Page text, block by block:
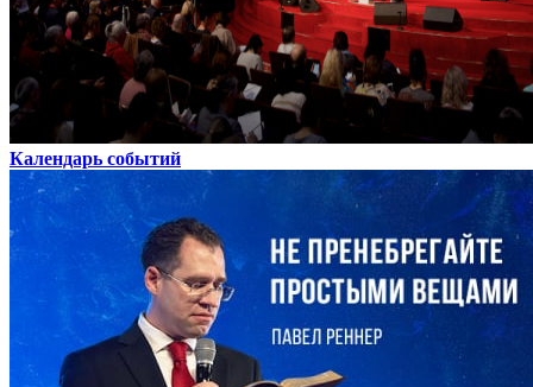
Календарь событий